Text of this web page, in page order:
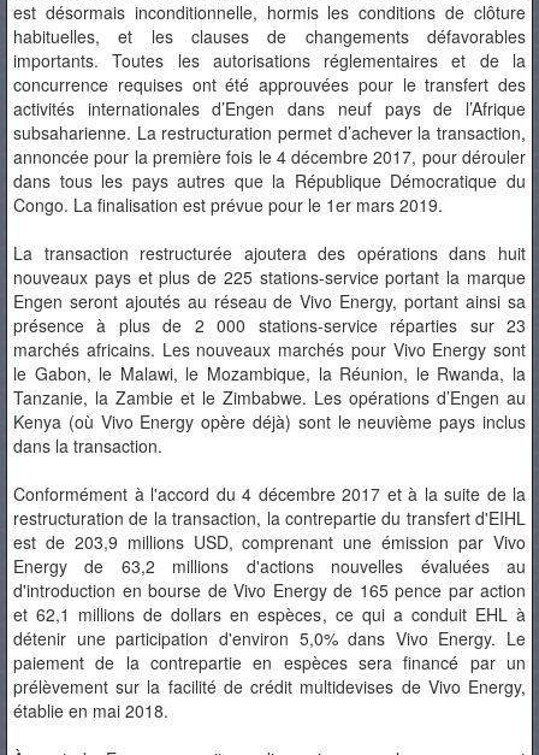
est désormais inconditionnelle, hormis les conditions de clôture
habituelles, et les clauses de changements défavorables
importants. Toutes les autorisations réglementaires et de la
concurrence requises ont été approuvées pour le transfert des
activités internationales d’Engen dans neuf pays de l’Afrique
subsaharienne. La restructuration permet d’achever la transaction,
annoncée pour la première fois le 4 décembre 2017, pour dérouler
dans tous les pays autres que la République Démocratique du
Congo. La finalisation est prévue pour le 1er mars 2019.
La transaction restructurée ajoutera des opérations dans huit
nouveaux pays et plus de 225 stations-service portant la marque
Engen seront ajoutés au réseau de Vivo Energy, portant ainsi sa
présence à plus de 2 000 stations-service réparties sur 23
marchés africains. Les nouveaux marchés pour Vivo Energy sont
le Gabon, le Malawi, le Mozambique, la Réunion, le Rwanda, la
Tanzanie, la Zambie et le Zimbabwe. Les opérations d’Engen au
Kenya (où Vivo Energy opère déjà) sont le neuvième pays inclus
dans la transaction.
Conformément à l'accord du 4 décembre 2017 et à la suite de la
restructuration de la transaction, la contrepartie du transfert d'EIHL
est de 203,9 millions USD, comprenant une émission par Vivo
Energy de 63,2 millions d'actions nouvelles évaluées au
d'introduction en bourse de Vivo Energy de 165 pence par action
et 62,1 millions de dollars en espèces, ce qui a conduit EHL à
détenir une participation d'environ 5,0% dans Vivo Energy. Le
paiement de la contrepartie en espèces sera financé par un
prélèvement sur la facilité de crédit multidevises de Vivo Energy,
établie en mai 2018.